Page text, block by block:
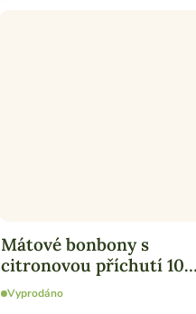
Mátové bonbony s
citronovou příchutí 100
gVyprodáno